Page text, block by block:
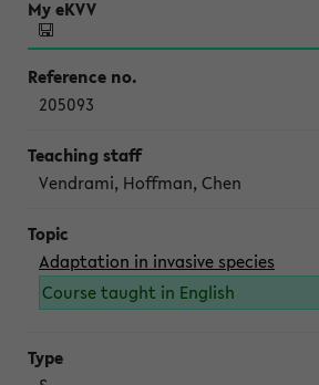
205093
Vendrami, Hoffman, Chen
Adaptation in invasive species
Course taught in English